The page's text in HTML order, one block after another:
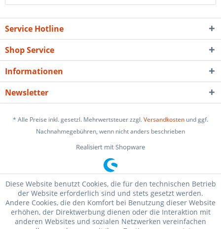
Service Hotline
Shop Service
Informationen
Newsletter
* Alle Preise inkl. gesetzl. Mehrwertsteuer zzgl.Versandkosten und ggf.
Nachnahmegebühren, wenn nicht anders beschrieben
Realisiert mit Shopware
Diese Website benutzt Cookies, die für den technischen Betrieb
der Website erforderlich sind und stets gesetzt werden.
Andere Cookies, die den Komfort bei Benutzung dieser Website
erhöhen, der Direktwerbung dienen oder die Interaktion mit
anderen Websites und sozialen Netzwerken vereinfachen